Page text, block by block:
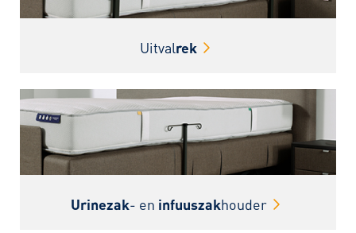
Uitvalrek
Urinezak- en infuuszakhouder